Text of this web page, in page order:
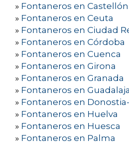
» Fontaneros en
» Fontaneros en Ceuta
» Fontaneros en Ciudad
» Fontaneros en Córdoba
» Fontaneros en Cuenca
» Fontaneros en Girona
» Fontaneros en Granada
» Fontaneros en
» Fontaneros en
» Fontaneros en Huelva
» Fontaneros en Huesca
» Fontaneros en Palma